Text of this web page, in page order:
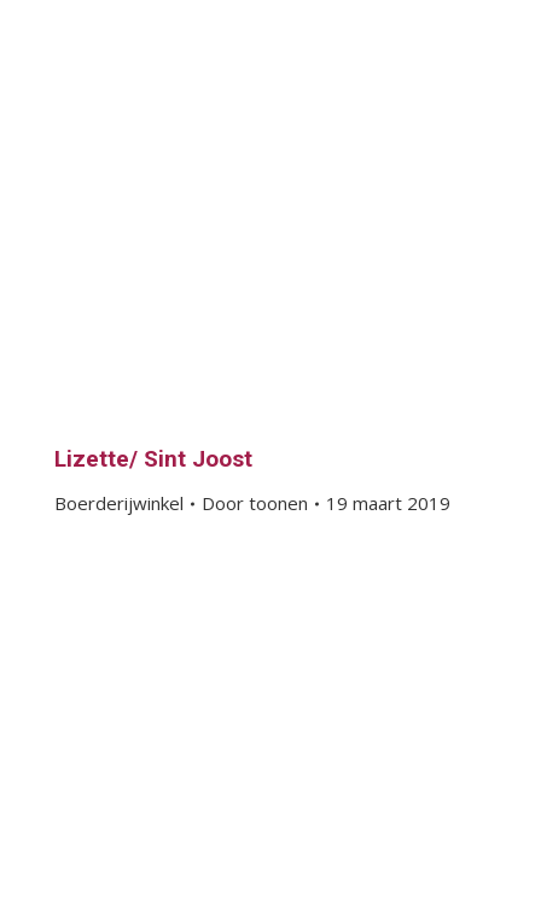
Lizette/ Sint Joost
Boerderijwinkel Door toonen 19 maart 2019